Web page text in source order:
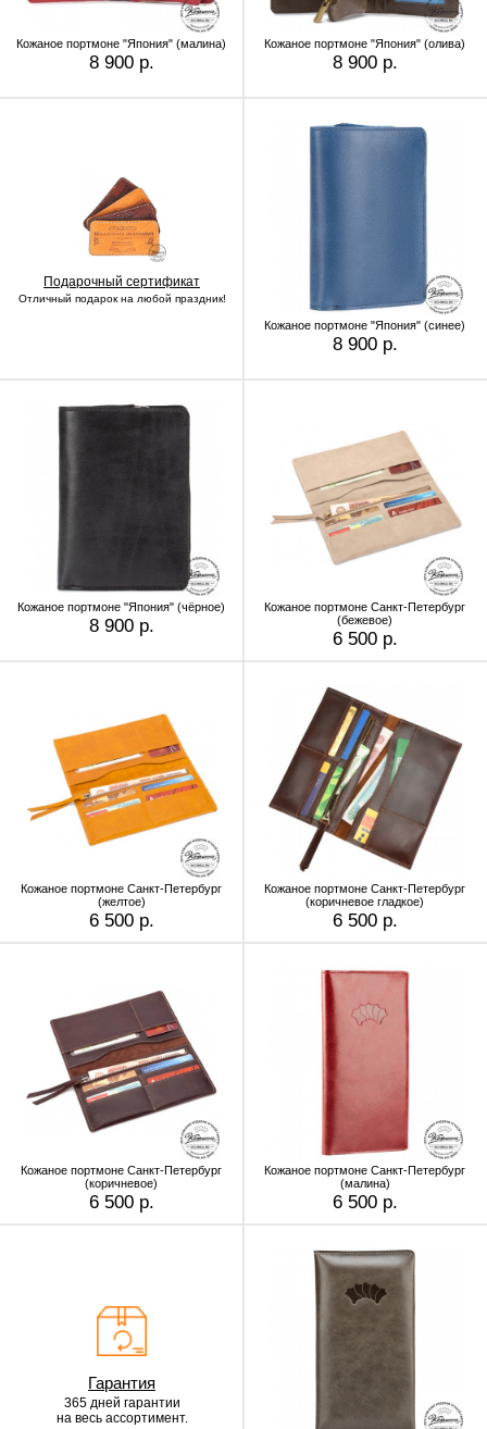
Кожаное портмоне "Япония" (малина)
8 900 р.
Кожаное портмоне "Япония" (олива)
8 900 р.
Подарочный сертификат
Отличный подарок на любой праздник!
Кожаное портмоне "Япония" (синее)
8 900 р.
Кожаное портмоне "Япония" (чёрное)
8 900 р.
Кожаное портмоне Санкт-Петербург
(бежевое)
6 500 р.
Кожаное портмоне Санкт-Петербург
(желтое)
6 500 р.
Кожаное портмоне Санкт-Петербург
(коричневое гладкое)
6 500 р.
Кожаное портмоне Санкт-Петербург
(коричневое)
6 500 р.
Кожаное портмоне Санкт-Петербург
(малина)
6 500 р.
Гарантия
365 дней гарантии
на весь ассортимент.